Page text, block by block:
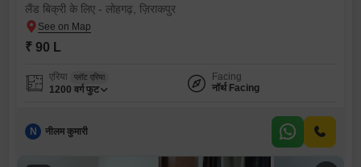
लैंड बिक्री के लिए - लोहगढ़, ज़िराकपुर
₹ 90 L
एरिया प्लॉट एरिया
1200 वर्ग फुट
Facing
नॉर्थ Facing
N नीलम कुमारी